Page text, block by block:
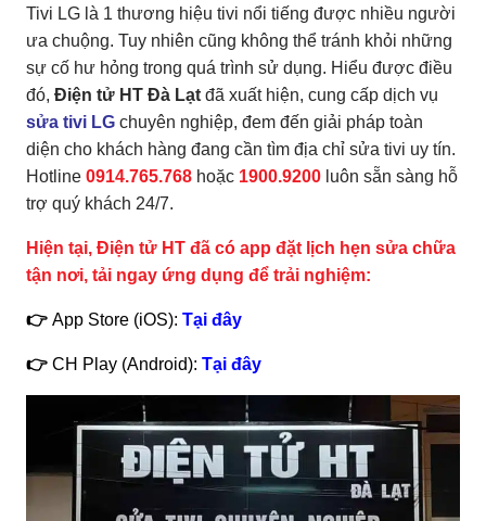
Tivi LG là 1 thương hiệu tivi nổi tiếng được nhiều người
ưa chuộng. Tuy nhiên cũng không thể tránh khỏi những
sự cố hư hỏng trong quá trình sử dụng. Hiểu được điều
đó, Điện tử HT Đà Lạt đã xuất hiện, cung cấp dịch vụ
sửa tivi LG chuyên nghiệp, đem đến giải pháp toàn
diện cho khách hàng đang cần tìm địa chỉ sửa tivi uy tín.
Hotline 0914.765.768 hoặc 1900.9200 luôn sẵn sàng hỗ
trợ quý khách 24/7.
Hiện tại, Điện tử HT đã có app đặt lịch hẹn sửa chữa
tận nơi, tải ngay ứng dụng để trải nghiệm:
👉 App Store (iOS): Tại đây
👉 CH Play (Android): Tại đây